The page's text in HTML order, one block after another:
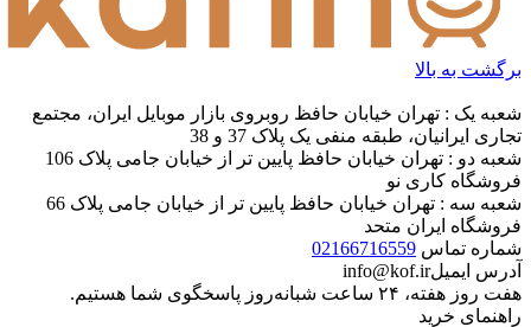
برگشت به بالا
شعبه یک : تهران خیابان حافظ روبروی بازار موبایل ایران، مجتمع
تجاری ایرانیان، طبقه منفی یک پلاک 37 و 38
شعبه دو : تهران خیابان حافظ پایین تر از خیابان جامی پلاک 106
فروشگاه کاری نو
شعبه سه : تهران خیابان حافظ پایین تر از خیابان جامی پلاک 66
فروشگاه ایران متحد
شماره تماس 02166716559
آدرس ایمیلinfo@kof.ir
هفت روز هفته، ۲۴ ساعت شبانه‌روز پاسخگوی شما هستیم.
راهنمای خرید